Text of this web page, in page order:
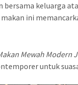
bersama keluarga
ini
Mewah Modern
untuk